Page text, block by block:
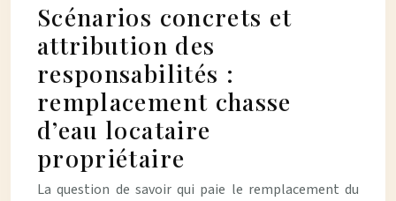
Scénarios concrets et
attribution des
responsabilités :
remplacement chasse
d’eau locataire
propriétaire
La question de savoir qui paie le remplacement du